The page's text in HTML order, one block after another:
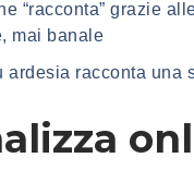
“racconta” grazie
mai banale
ardesia racconta una